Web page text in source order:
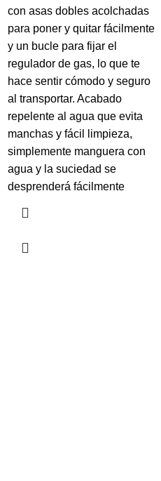
con asas dobles acolchadas
para poner y quitar fácilmente
y un bucle para fijar el
regulador de gas, lo que te
hace sentir cómodo y seguro
al transportar. Acabado
repelente al agua que evita
manchas y fácil limpieza,
simplemente manguera con
agua y la suciedad se
desprenderá fácilmente